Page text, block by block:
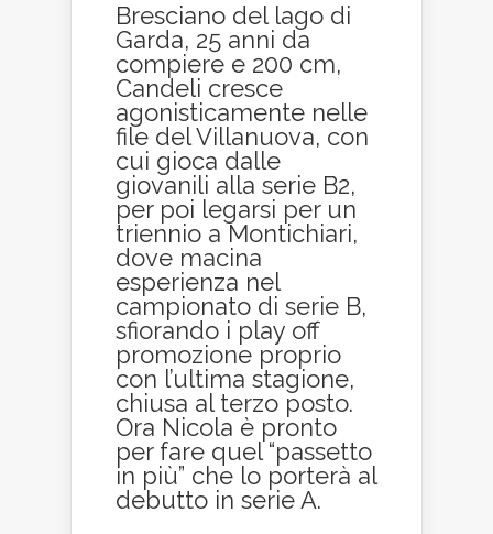
Bresciano del lago di
Garda, 25 anni da
compiere e 200 cm,
Candeli cresce
agonisticamente nelle
file del Villanuova, con
cui gioca dalle
giovanili alla serie B2,
per poi legarsi per un
triennio a Montichiari,
dove macina
esperienza nel
campionato di serie B,
sfiorando i play off
promozione proprio
con l’ultima stagione,
chiusa al terzo posto.
Ora Nicola è pronto
per fare quel “passetto
in più” che lo porterà al
debutto in serie A.